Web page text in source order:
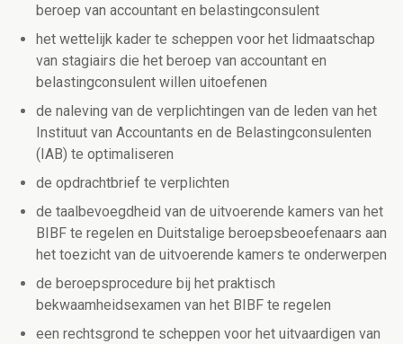
beroep van accountant en belastingconsulent
het wettelijk kader te scheppen voor het lidmaatschap
van stagiairs die het beroep van accountant en
belastingconsulent willen uitoefenen
de naleving van de verplichtingen van de leden van het
Instituut van Accountants en de Belastingconsulenten
(IAB) te optimaliseren
de opdrachtbrief te verplichten
de taalbevoegdheid van de uitvoerende kamers van het
BIBF te regelen en Duitstalige beroepsbeoefenaars aan
het toezicht van de uitvoerende kamers te onderwerpen
de beroepsprocedure bij het praktisch
bekwaamheidsexamen van het BIBF te regelen
een rechtsgrond te scheppen voor het uitvaardigen van